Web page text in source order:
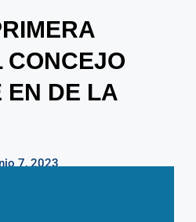
CONCEJO
EN DE LA
7, 2023